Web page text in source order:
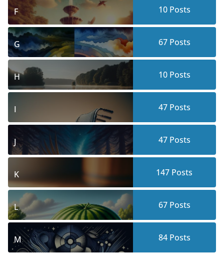
F 10Posts
G 67Posts
H 10Posts
I 47Posts
J 47Posts
K 147 Posts
L 67Posts
M 84Posts